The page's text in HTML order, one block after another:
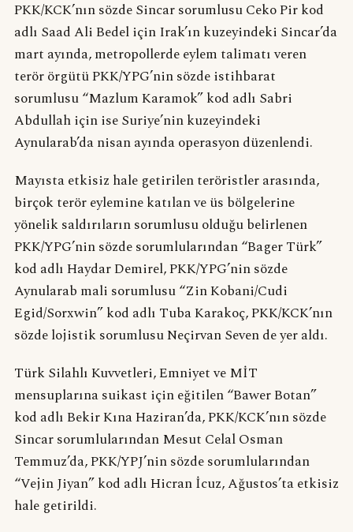
PKK/KCK’nın sözde Sincar sorumlusu Ceko Pir kod
adlı Saad Ali Bedel için Irak’ın kuzeyindeki Sincar’da
mart ayında, metropollerde eylem talimatı veren
terör örgütü PKK/YPG’nin sözde istihbarat
sorumlusu “Mazlum Karamok” kod adlı Sabri
Abdullah için ise Suriye’nin kuzeyindeki
Aynularab’da nisan ayında operasyon düzenlendi.
Mayısta etkisiz hale getirilen teröristler arasında,
birçok terör eylemine katılan ve üs bölgelerine
yönelik saldırıların sorumlusu olduğu belirlenen
PKK/YPG’nin sözde sorumlularından “Bager Türk”
kod adlı Haydar Demirel, PKK/YPG’nin sözde
Aynularab mali sorumlusu “Zin Kobani/Cudi
Egid/Sorxwin” kod adlı Tuba Karakoç, PKK/KCK’nın
sözde lojistik sorumlusu Neçirvan Seven de yer aldı.
Türk Silahlı Kuvvetleri, Emniyet ve MİT
mensuplarına suikast için eğitilen “Bawer Botan”
kod adlı Bekir Kına Haziran’da, PKK/KCK’nın sözde
Sincar sorumlularından Mesut Celal Osman
Temmuz’da, PKK/YPJ’nin sözde sorumlularından
“Vejin Jiyan” kod adlı Hicran İcuz, Ağustos’ta etkisiz
hale getirildi.